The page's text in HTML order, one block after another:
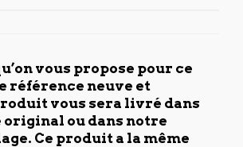
vous propose pour ce
référence neuve et
vous sera livré dans
original ou dans notre
Ce produit a la même